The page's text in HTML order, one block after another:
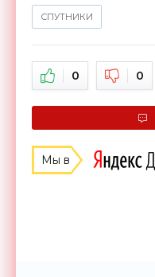
СПУТНИКИ
0 0
Мы в